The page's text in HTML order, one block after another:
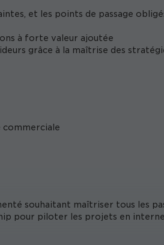
et les points de passage
à forte valeur ajoutée
grâce à la maîtrise des
souhaitant maîtriser tous les
pour piloter les projets en interne.